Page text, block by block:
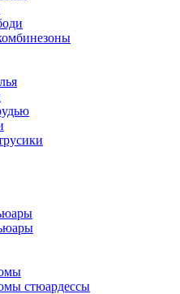
стюардессы